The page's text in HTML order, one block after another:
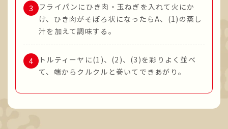
フライパンにひき肉・玉ねぎを入れて火にか
け、ひき肉がそぼろ状になったらA、(1)の蒸し
汁を加えて調味する。
トルティーヤに(1)、(2)、(3)を彩りよく並べ
て、端からクルクルと巻いてできあがり。